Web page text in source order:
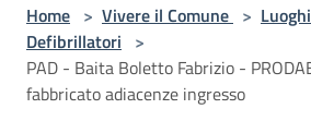
Home > Vivere il Comune > Luoghi
Defibrillatori >
PAD - Baita Boletto Fabrizio -
fabbricato adiacenze ingresso